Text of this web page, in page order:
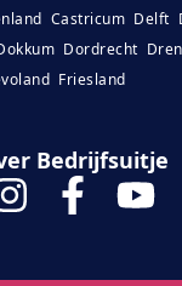
Castricum Delft
Dordrecht
Friesland
Bedrijfsuitje